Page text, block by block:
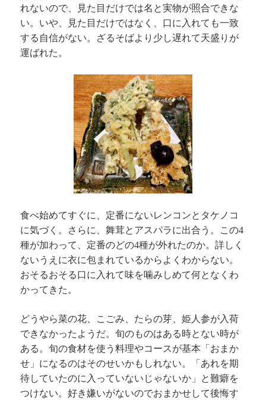
れないので、見た目だけでは名と実物が照合できな
い。いや、見た目だけではなく、口に入れても一致
する自信がない。ざるそばより少し遅れて天盛りが
運ばれた。
食べ始めてすぐに、定番にないレンコンとタケノコ
に気づく。さらに、舞茸とアスパラに出合う。この4
種が加わって、定番のどの4種が外れたのか。詳しく
ないうえに衣に包まれているからよくわからない。
おそるおそる口に入れて味を噛みしめて何となくわ
かってきた。
どうやら菜の花、こごみ、たらの芽、姫人参が入荷
できなかったようだ。旬のものはある時とない時が
ある。旬の食材を使う料理やコースが基本「おまか
せ」になるのはそのせいかもしれない。「あれを期
待していたのに入っていないじゃないか」と難癖を
つけない。好き嫌いがないのでおまかせして後悔す